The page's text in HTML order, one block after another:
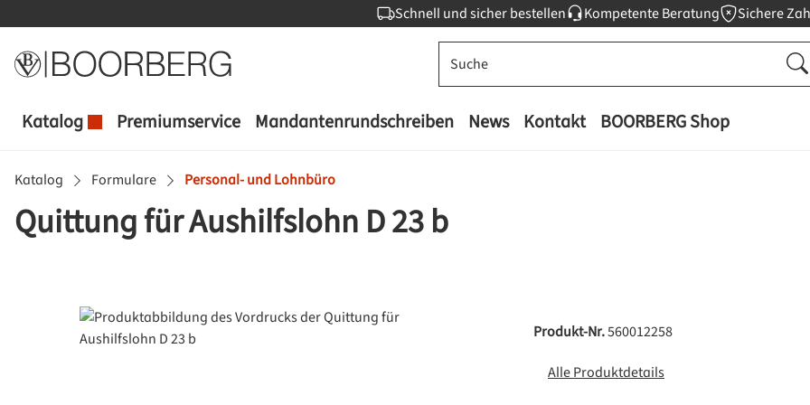
Schnell und sicher bestellen Kompetente Beratung Sichere
Katalog Premiumservice Mandantenrundschreiben News Kontakt BOORBERG Shop
Katalog Formulare Personal- und Lohnbüro
Quittung für Aushilfslohn D 23 b
Bildergalerie überspringen
Produkt-Nr.560012258
Alle Produktdetails